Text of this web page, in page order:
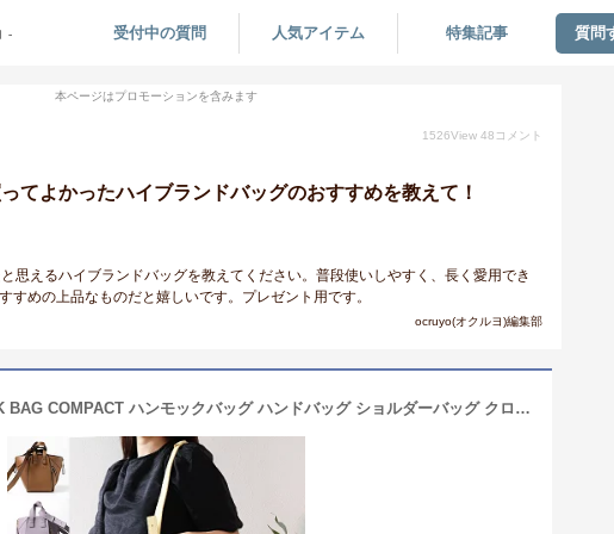
受付中の質問 人気アイテム 特集記事 質問
本ページはプロモーションを含みます
1526View 48 コメント
てよかったハイブランドバッグのおすすめを教えて！
思えるハイブランドバッグを教えてください。普段使いしやすく、長く愛用でき
すめの上品なものだと嬉しいです。プレゼント用です。
ocruyo(オクルヨ)編集部
LOEWE ロエベ HAMMOCK BAG COMPACT ハンモックバッグ ハンドバッグ ショルダーバッグ クロスボディバッグ 2way 鞄 アナグラム レザー レディース A538H13X10 2530 LaG Onlinestore